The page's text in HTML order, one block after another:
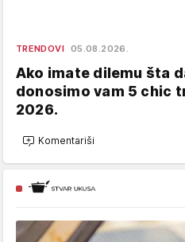
TRENDOVI 05.08.2026.
Ako imate dilemu šta
donosimo vam 5 chic
2026.
Komentariši